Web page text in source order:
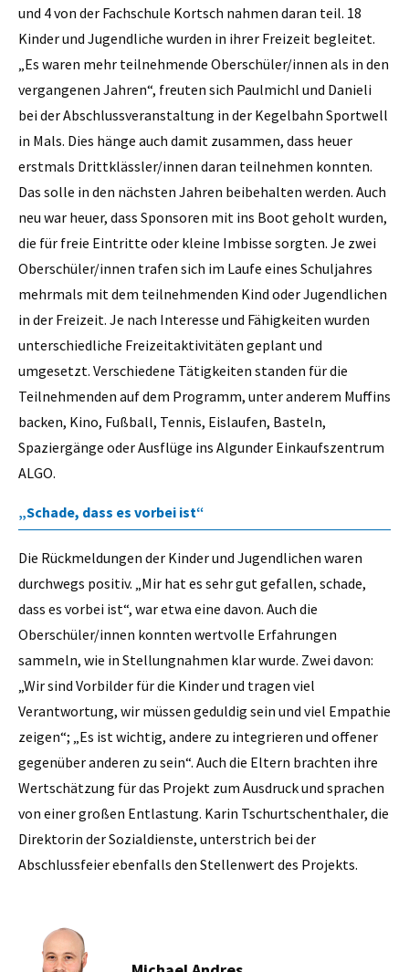
und 4 von der Fachschule Kortsch nahmen daran teil. 18
Kinder und Jugendliche wurden in ihrer Freizeit begleitet.
„Es waren mehr teilnehmende Oberschüler/innen als in den
vergangenen Jahren“, freuten sich Paulmichl und Danieli
bei der Abschlussveranstaltung in der Kegelbahn Sportwell
in Mals. Dies hänge auch damit zusammen, dass heuer
erstmals Drittklässler/innen daran teilnehmen konnten.
Das solle in den nächsten Jahren beibehalten werden. Auch
neu war heuer, dass Sponsoren mit ins Boot geholt wurden,
die für freie Eintritte oder kleine Imbisse sorgten. Je zwei
Oberschüler/innen trafen sich im Laufe eines Schuljahres
mehrmals mit dem teilnehmenden Kind oder Jugendlichen
in der Freizeit. Je nach Interesse und Fähigkeiten wurden
unterschiedliche Freizeitaktivitäten geplant und
umgesetzt. Verschiedene Tätigkeiten standen für die
Teilnehmenden auf dem Programm, unter anderem Muffins
backen, Kino, Fußball, Tennis, Eislaufen, Basteln,
Spaziergänge oder Ausflüge ins Algunder Einkaufszentrum
ALGO.
„Schade, dass es vorbei ist“
Die Rückmeldungen der Kinder und Jugendlichen waren
durchwegs positiv. „Mir hat es sehr gut gefallen, schade,
dass es vorbei ist“, war etwa eine davon. Auch die
Oberschüler/innen konnten wertvolle Erfahrungen
sammeln, wie in Stellungnahmen klar wurde. Zwei davon:
„Wir sind Vorbilder für die Kinder und tragen viel
Verantwortung, wir müssen geduldig sein und viel Empathie
zeigen“; „Es ist wichtig, andere zu integrieren und offener
gegenüber anderen zu sein“. Auch die Eltern brachten ihre
Wertschätzung für das Projekt zum Ausdruck und sprachen
von einer großen Entlastung. Karin Tschurtschenthaler, die
Direktorin der Sozialdienste, unterstrich bei der
Abschlussfeier ebenfalls den Stellenwert des Projekts.